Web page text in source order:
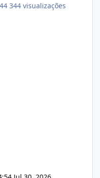
e comercialização
344 visualizações